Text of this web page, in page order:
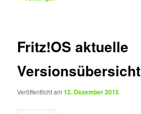
Fritz!OS aktuelle
Versionsübersicht
Veröffentlicht am12. Dezember 2015